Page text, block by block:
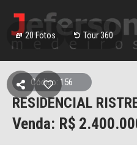
20 Fotos Tour 360
Código: 156
RESIDENCIAL
Venda: R$